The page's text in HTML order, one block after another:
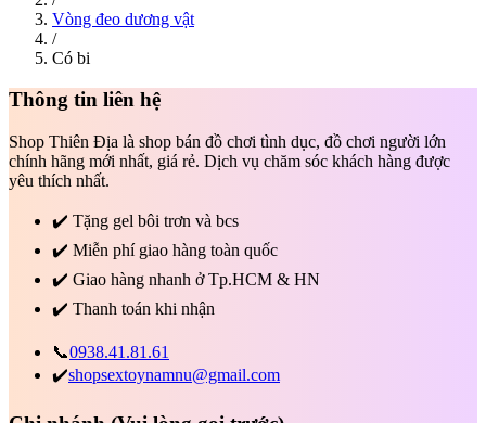
Vòng đeo dương vật
/
Có bi
Thông tin liên hệ
Shop Thiên Địa là shop bán đồ chơi tình dục, đồ chơi người lớn
chính hãng mới nhất, giá rẻ. Dịch vụ chăm sóc khách hàng được
yêu thích nhất.
✔️ Tặng gel bôi trơn và bcs
✔️ Miễn phí giao hàng toàn quốc
✔️ Giao hàng nhanh ở Tp.HCM & HN
✔️ Thanh toán khi nhận
📞0938.41.81.61
✔️shopsextoynamnu@gmail.com